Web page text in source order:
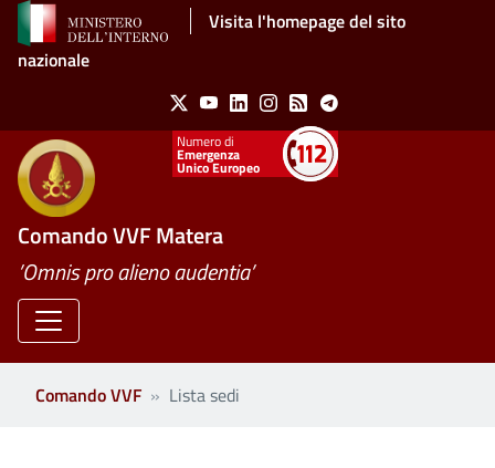
Salta al contenuto principaleVisita l'homepage del sito
nazionale
Social Menu
X YoutubeLinkedinInstagram
Feed Telegram
Emergenza
Unico Europeo
Comando VVF Matera
’Omnis pro alieno audentia’
Comando VVF Lista sedi